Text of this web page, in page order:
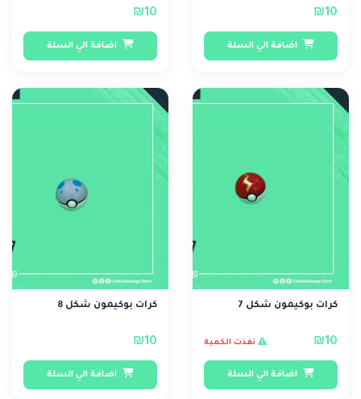
₪10
اضافة الي السلة
₪10
اضافة الي السلة
كرات بوكيمون شكل 7
₪10 نفذت الكمية
اضافة الي السلة
كرات بوكيمون شكل 8
₪10
اضافة الي السلة